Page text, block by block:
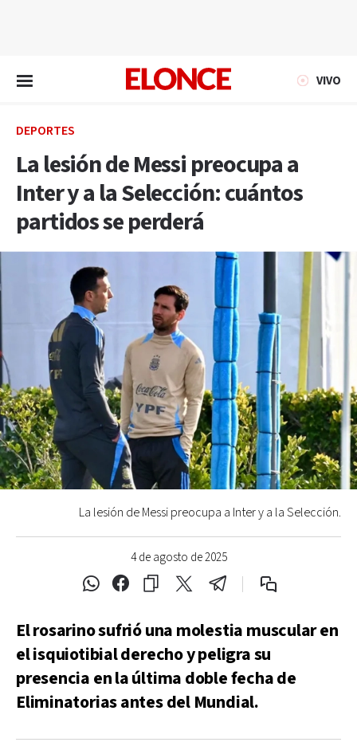
VIVO
DEPORTES
La lesión de Messi preocupa a
Inter y a la Selección: cuántos
partidos se perderá
4 de agosto de 2025
La lesión de Messi preocupa a Inter y a la Selección.
El rosarino sufrió una molestia muscular en
el isquiotibial derecho y peligra su
presencia en la última doble fecha de
Eliminatorias antes del Mundial.